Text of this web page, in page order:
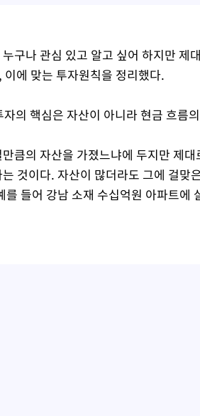
구나 관심 있고 알고 싶어 하지만 제
에 맞는 투자원칙을 정리했다.
의 핵심은 자산이 아니라 현금 흐름
큼의 자산을 가졌느냐에 두지만 제
것이다. 자산이 많더라도 그에 걸맞
들어 강남 소재 수십억원 아파트에